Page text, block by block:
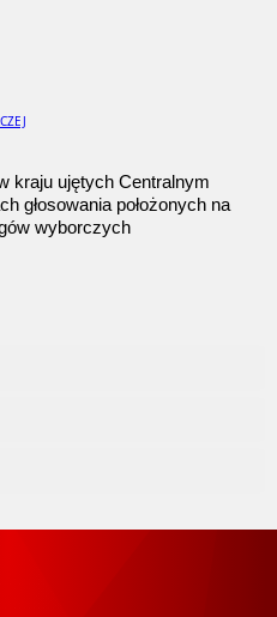
kraju ujętych Centralnym
głosowania położonych na
wyborczych